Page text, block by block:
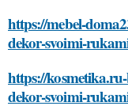
https://mebel-
dekor-svoimi-
https://
dekor-svoimi-